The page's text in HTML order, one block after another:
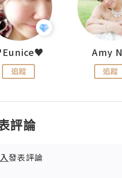
追蹤
Amy
追蹤
評論
發表評論